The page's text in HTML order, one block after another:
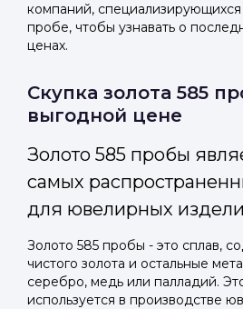
компаний, специализирующихся
пробе, чтобы узнавать о
ценах.
Скупка золота 585
выгодной цене
Золото 585 пробы
самых
для ювелирных
Золото 585 пробы - это сплав,
чистого золота и остальные
серебро, медь или палладий.
используется в производстве